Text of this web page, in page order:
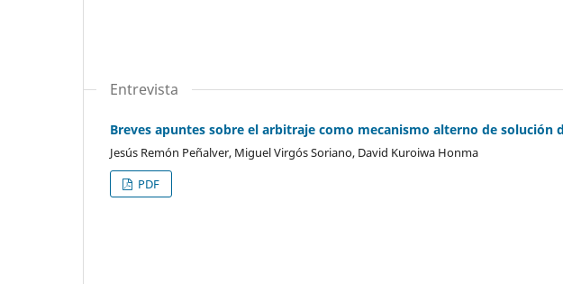
Entrevista
Breves apuntes sobre el arbitraje como mecanismo alterno de solución
Jesús Remón Peñalver, Miguel Virgós Soriano, David Kuroiwa Honma
PDF